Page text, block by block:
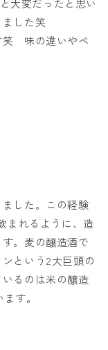
大変だったと思い
した笑
笑 味の違いやペ
した。この経験
まれるように、造
。麦の醸造酒で
という2大巨頭の
るのは米の醸造
す。